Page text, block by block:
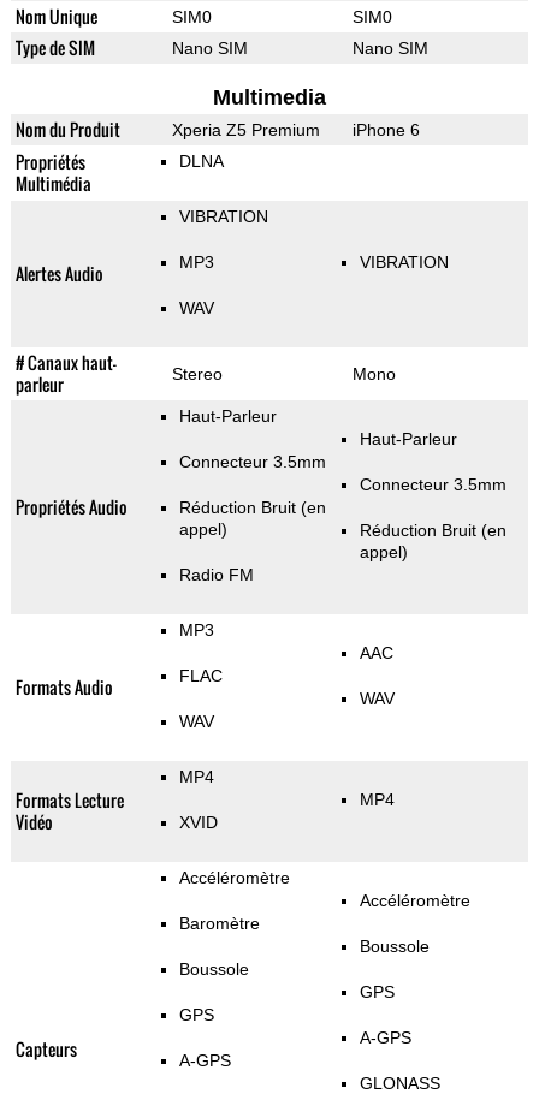
Nom Unique SIM0 SIM0
Type de SIM Nano SIM Nano SIM
Multimedia
Nom du Produit Xperia Z5 Premium iPhone 6
Propriétés
Multimédia
DLNA
Alertes Audio
VIBRATION
MP3
WAV
VIBRATION
# Canaux haut-
parleur
Stereo Mono
Propriétés Audio
Haut-Parleur
Connecteur 3.5mm
Réduction Bruit (en
appel)
Radio FM
Haut-Parleur
Connecteur 3.5mm
Réduction Bruit (en
appel)
Formats Audio
MP3
FLAC
WAV
AAC
WAV
Formats Lecture
Vidéo
MP4
XVID
MP4
Capteurs
Accéléromètre
Baromètre
Boussole
GPS
A-GPS
Accéléromètre
Boussole
GPS
A-GPS
GLONASS